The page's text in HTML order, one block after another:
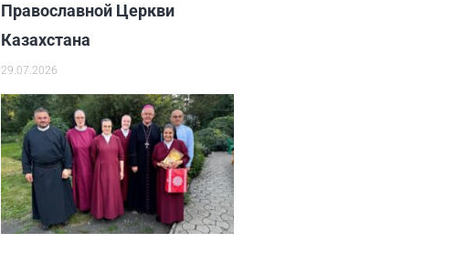
Православной Церкви
Казахстана
29.07.2026